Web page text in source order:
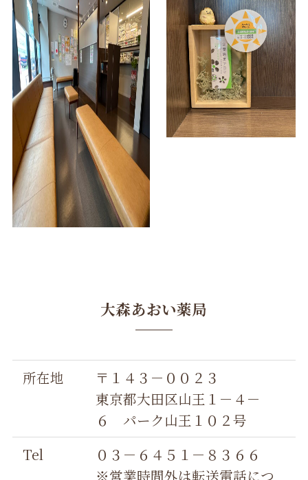
大森あおい薬局
所在地
〒１４３－００２３
東京都大田区山王１－４－
６ パーク山王１０２号
Tel
０３－６４５１－８３６６
※営業時間外は転送電話につ